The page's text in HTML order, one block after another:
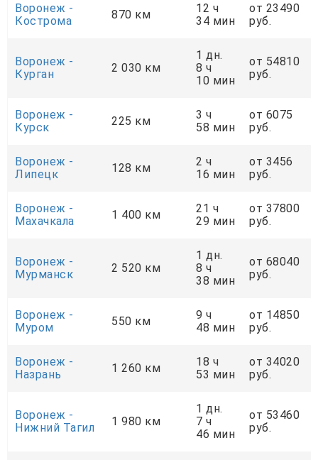
Воронеж -
Кострома
870 км
12 ч
34 мин
от 23490
руб.
Воронеж -
Курган
2 030 км
1 дн.
8 ч
10 мин
от 54810
руб.
Воронеж -
Курск
225 км
3 ч
58 мин
от 6075
руб.
Воронеж -
Липецк
128 км
2 ч
16 мин
от 3456
руб.
Воронеж -
Махачкала
1 400 км
21 ч
29 мин
от 37800
руб.
Воронеж -
Мурманск
2 520 км
1 дн.
8 ч
38 мин
от 68040
руб.
Воронеж -
Муром
550 км
9 ч
48 мин
от 14850
руб.
Воронеж -
Назрань
1 260 км
18 ч
53 мин
от 34020
руб.
Воронеж -
Нижний Тагил
1 980 км
1 дн.
7 ч
46 мин
от 53460
руб.